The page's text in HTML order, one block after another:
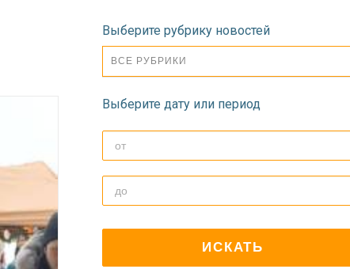
Выберите рубрику новостей
ВСЕ РУБРИКИ
Выберите дату или период